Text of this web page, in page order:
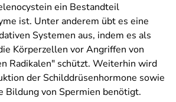
ein Bestandteil
ist. Unter anderem übt es eine
Systemen aus, indem es als
Körperzellen vor Angriffen von
Radikalen" schützt. Weiterhin wird
der Schilddrüsenhormone sowie
Bildung von Spermien benötigt.